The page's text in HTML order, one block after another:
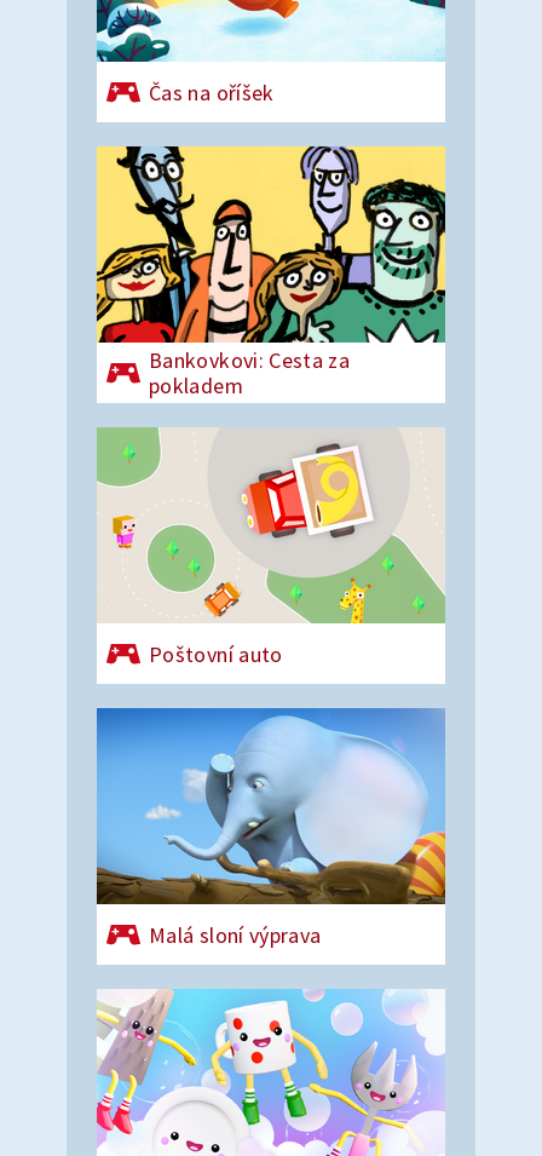
Čas na oříšek
Bankovkovi: Cesta za
pokladem
Poštovní auto
Malá sloní výprava